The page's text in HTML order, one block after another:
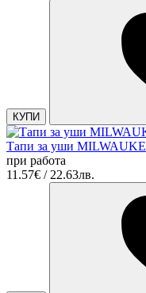
КУПИ
Тапи за уши
при работа
11.57€ / 22.63лв.